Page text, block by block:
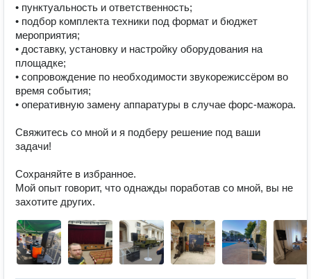
• пунктуальность и ответственность;
• подбор комплекта техники под формат и бюджет
мероприятия;
• доставку, установку и настройку оборудования на
площадке;
• сопровождение по необходимости звукорежиссёром во
время события;
• оперативную замену аппаратуры в случае форс-мажора.
Свяжитесь со мной и я подберу решение под ваши
задачи!
Сохраняйте в избранное.
Мой опыт говорит, что однажды поработав со мной, вы не
захотите других.